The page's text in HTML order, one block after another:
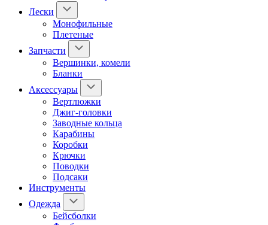
Лески
Монофильные
Плетеные
Запчасти
Вершинки, комели
Бланки
Аксессуары
Вертлюжки
Джиг-головки
Заводные кольца
Карабины
Коробки
Крючки
Поводки
Подсаки
Инструменты
Одежда
Бейсболки